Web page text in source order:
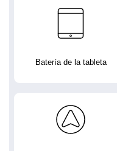
Batería de la tableta